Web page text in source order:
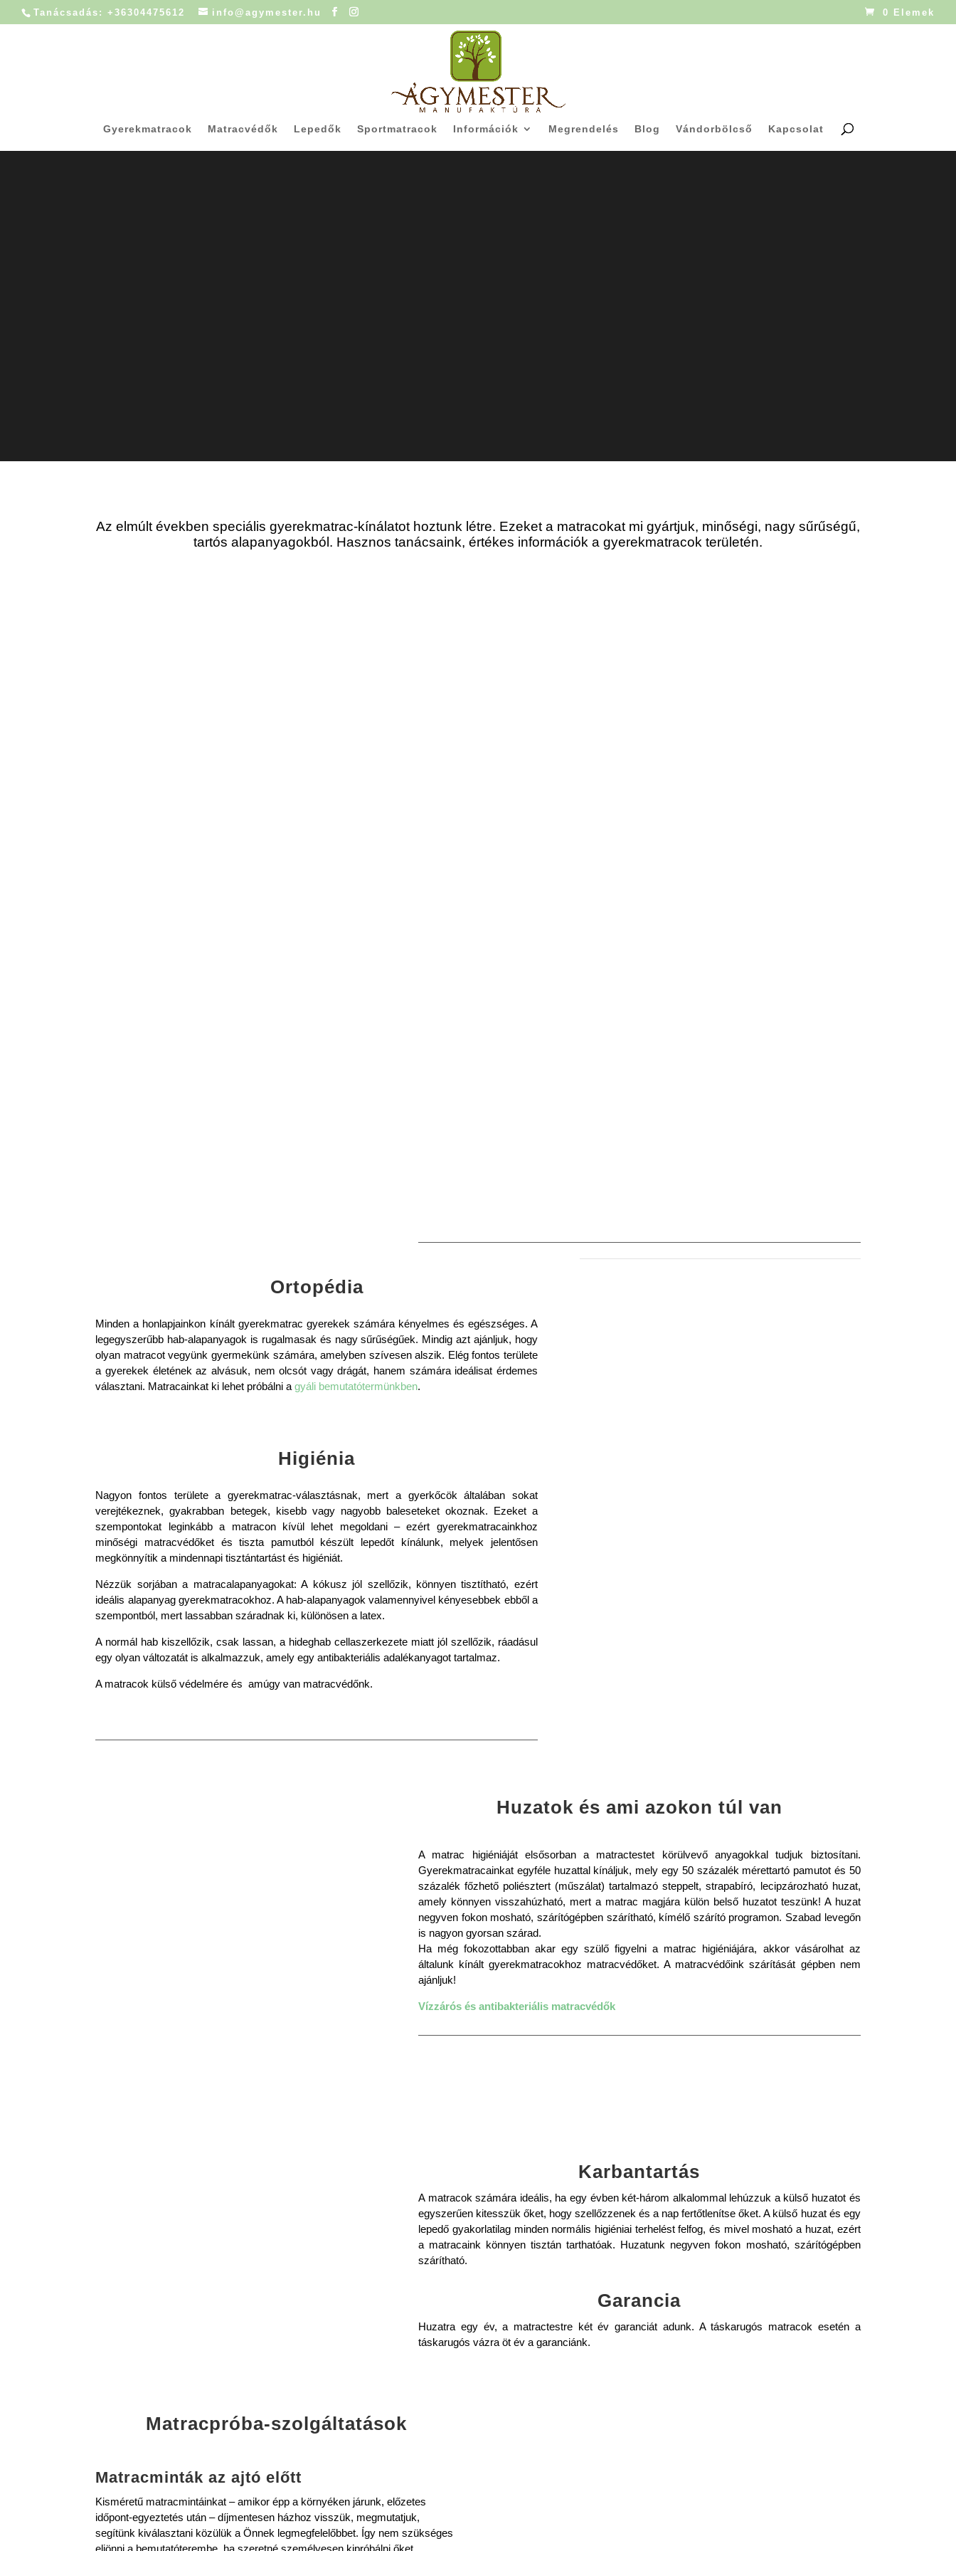
Tanácsadás: +36304475612 info@agymester.hu 0 Elemek
Gyerekmatracok Matracvédők Lepedők Sportmatracok Információk Megrendelés Blog Vándorbölcső Kapcsolat
Az elmúlt években speciális gyerekmatrac-kínálatot hoztunk létre. Ezeket a matracokat mi gyártjuk, minőségi, nagy sűrűségű,
tartós alapanyagokból. Hasznos tanácsaink, értékes információk a gyerekmatracok területén.
Ortopédia
Minden a honlapjainkon kínált gyerekmatrac gyerekek számára kényelmes és egészséges. A
legegyszerűbb hab-alapanyagok is rugalmasak és nagy sűrűségűek. Mindig azt ajánljuk, hogy
olyan matracot vegyünk gyermekünk számára, amelyben szívesen alszik. Elég fontos területe
a gyerekek életének az alvásuk, nem olcsót vagy drágát, hanem számára ideálisat érdemes
választani. Matracainkat ki lehet próbálni agyáli bemutatótermünkben.
Higiénia
Nagyon fontos területe a gyerekmatrac-választásnak, mert a gyerkőcök általában sokat
verejtékeznek, gyakrabban betegek, kisebb vagy nagyobb baleseteket okoznak. Ezeket a
szempontokat leginkább a matracon kívül lehet megoldani – ezért gyerekmatracainkhoz
minőségi matracvédőket és tiszta pamutból készült lepedőt kínálunk, melyek jelentősen
megkönnyítik a mindennapi tisztántartást és higiéniát.
Nézzük sorjában a matracalapanyagokat: A kókusz jól szellőzik, könnyen tisztítható, ezért
ideális alapanyag gyerekmatracokhoz. A hab-alapanyagok valamennyivel kényesebbek ebből a
szempontból, mert lassabban száradnak ki, különösen a latex.
A normál hab kiszellőzik, csak lassan, a hideghab cellaszerkezete miatt jól szellőzik, ráadásul
egy olyan változatát is alkalmazzuk, amely egy antibakteriális adalékanyagot tartalmaz.
A matracok külső védelmére és amúgy van matracvédőnk.
Huzatok és ami azokon túl van
A matrac higiéniáját elsősorban a matractestet körülvevő anyagokkal tudjuk biztosítani.
Gyerekmatracainkat egyféle huzattal kínáljuk, mely egy 50 százalék mérettartó pamutot és 50
százalék főzhető poliésztert (műszálat) tartalmazó steppelt, strapabíró, lecipzározható huzat,
amely könnyen visszahúzható, mert a matrac magjára külön belső huzatot teszünk! A huzat
negyven fokon mosható, szárítógépben szárítható, kímélő szárító programon. Szabad levegőn
is nagyon gyorsan szárad.
Ha még fokozottabban akar egy szülő figyelni a matrac higiéniájára, akkor vásárolhat az
általunk kínált gyerekmatracokhoz matracvédőket.A matracvédőink szárítását gépben nem
ajánljuk!
Vízzárós és antibakteriális matracvédők
Karbantartás
A matracok számára ideális, ha egy évben két-három alkalommal lehúzzuk a külső huzatot és
egyszerűen kitesszük őket, hogy szellőzzenek és a nap fertőtlenítse őket. A külső huzat és egy
lepedő gyakorlatilag minden normális higiéniai terhelést felfog, és mivel mosható a huzat, ezért
a matracaink könnyen tisztán tarthatóak. Huzatunk negyven fokon mosható, szárítógépben
szárítható.
Garancia
Huzatra egy év, a matractestre két év garanciát adunk. A táskarugós matracok esetén a
táskarugós vázra öt év a garanciánk.
Matracpróba-szolgáltatások
Matracminták az ajtó előtt
Kisméretű matracmintáinkat – amikor épp a környéken járunk, előzetes
időpont-egyeztetés után – díjmentesen házhoz visszük, megmutatjuk,
segítünk kiválasztani közülük a Önnek legmegfelelőbbet. Így nem szükséges
eljönni a bemutatóterembe, ha szeretné személyesen kipróbálni őket.